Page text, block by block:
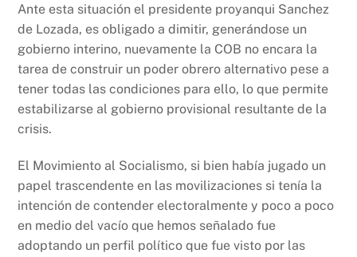
Ante esta situación el presidente proyanqui Sanchez
de Lozada, es obligado a dimitir, generándose un
gobierno interino, nuevamente la COB no encara la
tarea de construir un poder obrero alternativo pese a
tener todas las condiciones para ello, lo que permite
estabilizarse al gobierno provisional resultante de la
crisis.
El Movimiento al Socialismo, si bien había jugado un
papel trascendente en las movilizaciones si tenía la
intención de contender electoralmente y poco a poco
en medio del vacío que hemos señalado fue
adoptando un perfil político que fue visto por las